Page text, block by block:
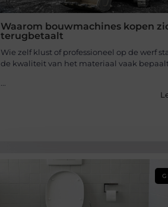
Waarom bouwmachines kopen
terugbetaalt
Wie zelf klust of professioneel op de werf
de kwaliteit van het materiaal vaak